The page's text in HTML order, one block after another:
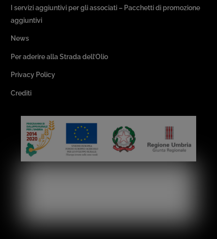
I servizi aggiuntivi per gli associati – Pacchetti di promozione
aggiuntivi
News
Per aderire alla Strada dell’Olio
Privacy Policy
Crediti